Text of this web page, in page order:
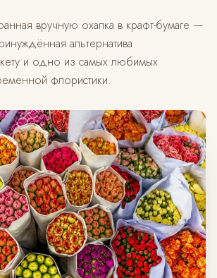
вручную охапка в крафт-бумаге —
альтернатива
и одно из самых любимых
флористики.